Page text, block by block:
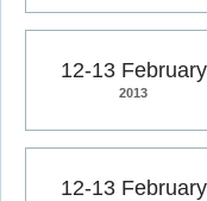
12-13 February
2013
12-13 February